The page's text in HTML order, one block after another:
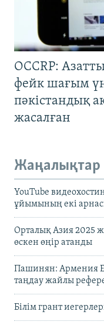
OCCRP:
фейк шағым
пәкістандық
жасалған
Жаңалықтар
YouTube
ұйымының екі
Орталық Азия 2025
өскен өңір атанды
Пашинян: Армения
таңдау жайлы
Білім грант